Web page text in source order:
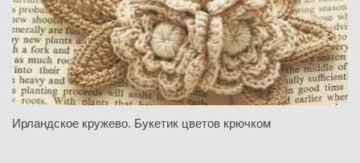
Ирландское кружево. Букетик цветов крючком